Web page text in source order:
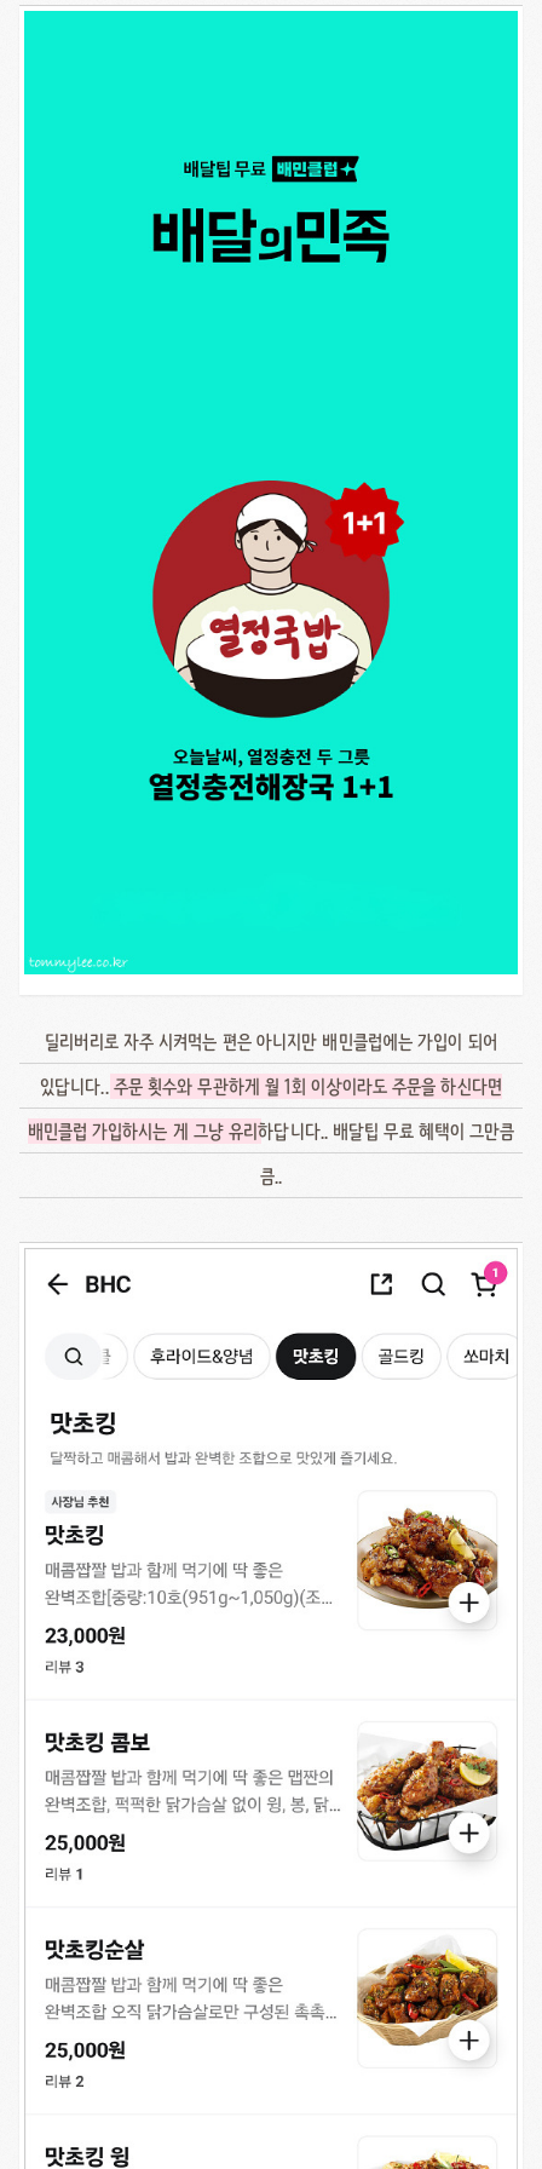
딜리버리로 자주 시켜먹는 편은 아니지만 배민클럽에는 가입이 되어
있답니다..주문 횟수와 무관하게 월 1회 이상이라도 주문을 하신다면
배민클럽 가입하시는 게 그냥 유리하답니다.. 배달팁 무료 혜택이 그만큼
큼..